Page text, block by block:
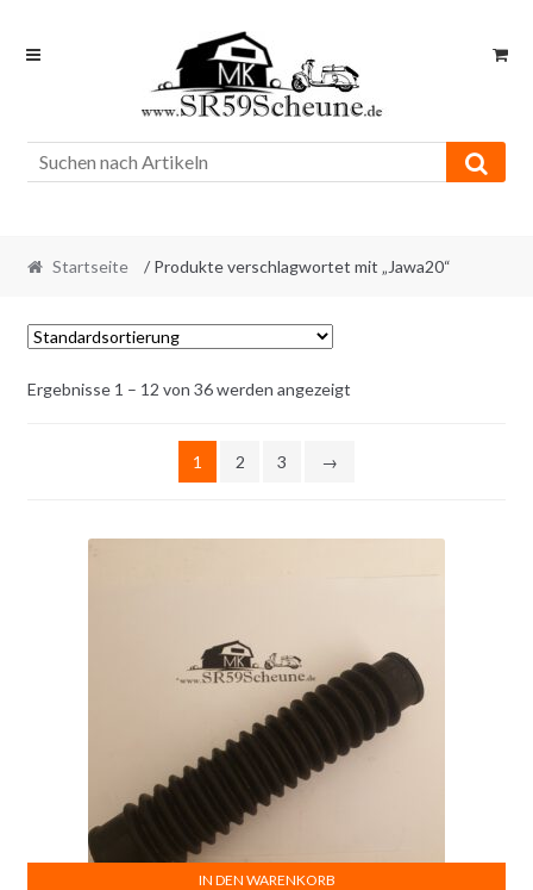
Skip
Skip
Startseite / Produkte verschlagwortet mit „Jawa20“
Ergebnisse 1 – 12 von 36 werden angezeigt
1 2 3 →
IN DEN WARENKORB